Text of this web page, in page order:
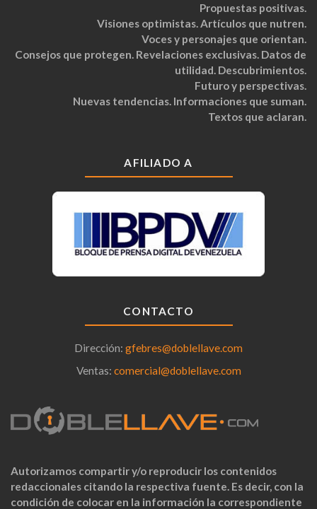
Propuestas positivas.
Visiones optimistas. Artículos que nutren.
Voces y personajes que orientan.
Consejos que protegen. Revelaciones exclusivas. Datos de
utilidad. Descubrimientos.
Futuro y perspectivas.
Nuevas tendencias. Informaciones que suman.
Textos que aclaran.
AFILIADO A
CONTACTO
Dirección: gfebres@doblellave.com
Ventas: comercial@doblellave.com
Autorizamos compartir y/o reproducir los contenidos
redaccionales citando la respectiva fuente. Es decir, con la
condición de colocar en la información la correspondiente